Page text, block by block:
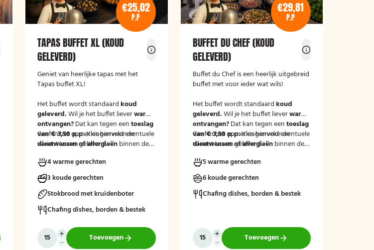
€25,02
P.P
TAPAS BUFFET XL (KOUD
GELEVERD)
Geniet van heerlijke tapas met het
Tapas buffet XL!
Het buffet wordt standaardkoud
geleverd.Wil je het buffet lieverwarm
ontvangen?Dat kan tegen eentoeslag
van € 3,50 p.p.Kies hiervoor de
variant 'warm geleverd'.
Geef in het opmerkingenveld eventuele
dieetwensen of allergieënbinnen de
mee kunnen houden.
4 warme gerechten
3 koude gerechten
Stokbrood met kruidenboter
Chafing dishes, borden & bestek
Toevoegen
€29,81
P.P
BUFFET DU CHEF (KOUD
GELEVERD)
Buffet du Chef is een heerlijk uitgebreid
buffet met voor ieder wat wils!
Het buffet wordt standaardkoud
geleverd.Wil je het buffet lieverwarm
ontvangen?Dat kan tegen eentoeslag
van € 3,50 p.p.Kies hiervoor de
variant 'warm geleverd'.
Geef in het opmerkingenveld eventuele
dieetwensen of allergieënbinnen de
mee kunnen houden.
5 warme gerechten
6 koude gerechten
Chafing dishes, borden & bestek
Toevoegen